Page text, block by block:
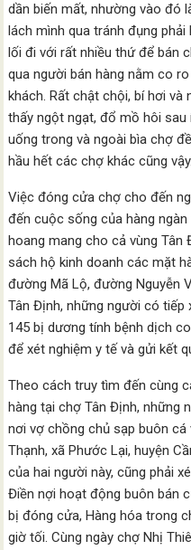
dần biến mất, nhường vào đó
lách mình qua tránh đụng
lối đi với rất nhiều thứ để bán
qua người bán hàng nằm co
khách. Rất chật chội, bí hơi
thấy ngột ngạt, đổ mồ hôi
uống trong và ngoài bìa chợ
hầu hết các chợ khác cũng vậy.
Việc đóng cửa chợ cho đến
đến cuộc sống của hàng
hoang mang cho cả vùng Tân
sách hộ kinh doanh các mặt
đường Mã Lộ, đường Nguyễn
Tân Định, những người có
145 bị dương tính bệnh dịch
để xét nghiệm y tế và gửi kết
Theo cách truy tìm đến cùng
hàng tại chợ Tân Định, những
nơi vợ chồng chủ sạp buôn cá
Thạnh, xã Phước Lại, huyện
của hai người này, cũng phải
Điền nợi hoạt động buôn bán
bị đóng cửa, Hàng hóa trong
giờ tối. Cùng ngày chợ Nhị